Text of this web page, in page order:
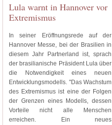
Lula warnt in Hannover vor
Extremismus
In seiner Eröffnungsrede auf der
Hannover Messe, bei der Brasilien in
diesem Jahr Partnerland ist, sprach
der brasilianische Präsident Lula über
die Notwendigkeit eines neuen
Entwicklungsmodells. "Das Wachstum
des Extremismus ist eine der Folgen
der Grenzen eines Modells, dessen
Vorteile nicht alle Menschen
erreichen. Ein neues